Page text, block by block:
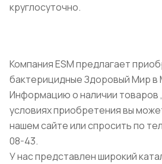
круглосуточно.
Компания ESM предлагает
бактерицидные Здоровый Мир в
Информацию о наличии товаров
условиях приобретения вы
нашем сайте или спросить по
08-43.
У нас представлен широкий